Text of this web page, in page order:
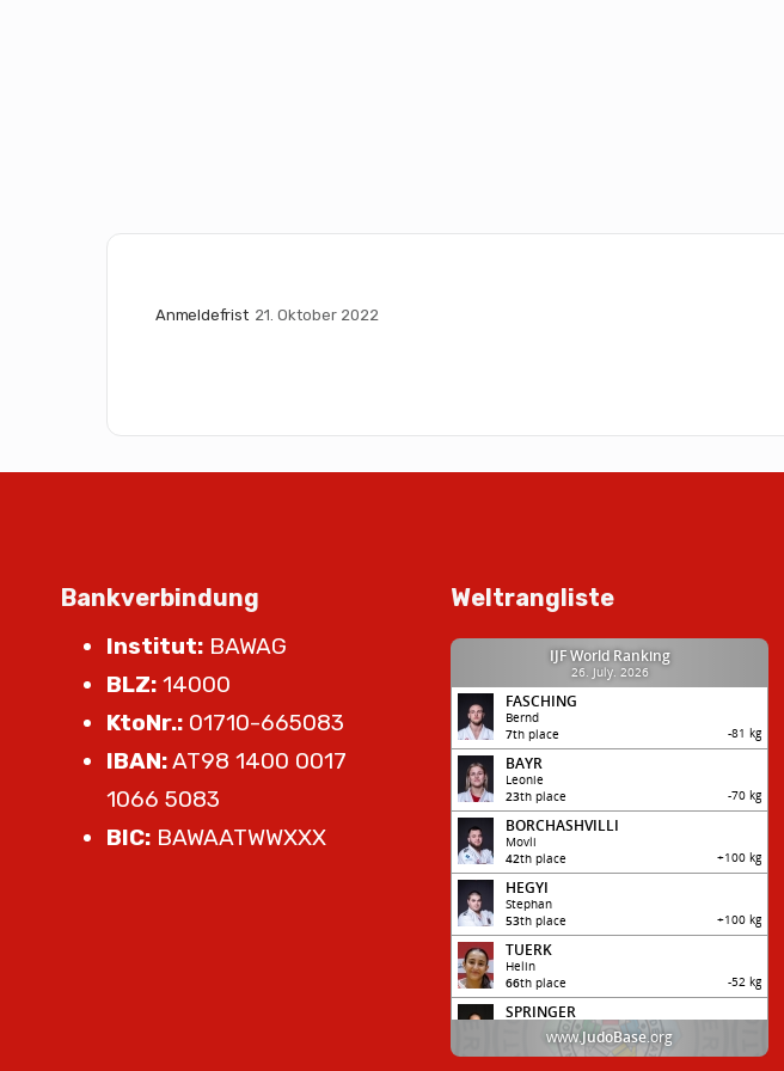
Anmeldefrist 21. Oktober 2022
Bankverbindung
Institut: BAWAG
BLZ: 14000
KtoNr.: 01710-665083
IBAN:AT98 1400 0017
1066 5083
BIC: BAWAATWWXXX
Weltrangliste